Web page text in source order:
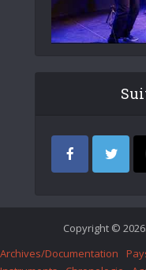
Copyright ©
Archives/Documentation